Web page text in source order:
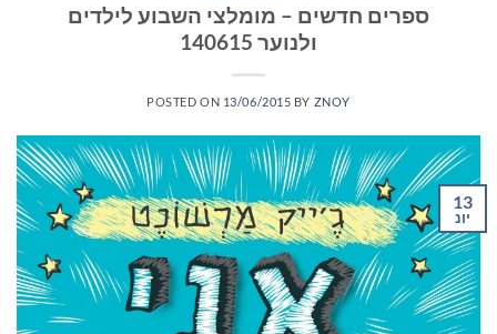
ספרים חדשים – מומלצי השבוע לילדים
ולנוער 140615
POSTED ON 13/06/2015 BY ZNOY
13
יונ